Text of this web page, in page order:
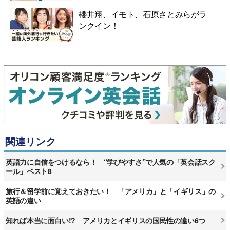
櫻井翔、イモト、石原さとみらがラ
ンクイン！
関連リンク
英語力に自信をつけるなら！ “学びやすさ”で人気の「英会話スク
ール」ベスト8
旅行＆留学前に覚えておきたい！ 「アメリカ」と「イギリス」の
英語の違い
知れば本当に面白い!? アメリカとイギリスの国民性の違い6つ